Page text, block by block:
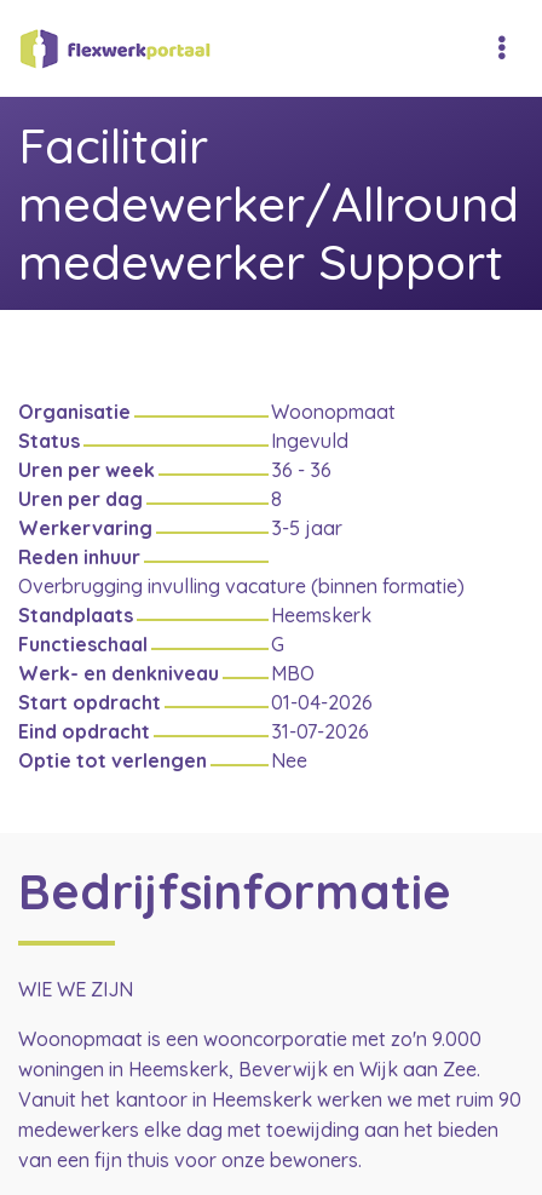
Facilitair
medewerker/Allround
medewerker Support
Organisatie
Woonopmaat
Status
Ingevuld
Uren per week
36 - 36
Uren per dag
8
Werkervaring
3-5 jaar
Reden inhuur
Overbrugging invulling vacature (binnen formatie)
Standplaats
Heemskerk
Functieschaal
G
Werk- en denkniveau
MBO
Start opdracht
01-04-2026
Eind opdracht
31-07-2026
Optie tot verlengen
Nee
Bedrijfsinformatie
WIE WE ZIJN
Woonopmaat is een wooncorporatie met zo'n 9.000
woningen in Heemskerk, Beverwijk en Wijk aan Zee.
Vanuit het kantoor in Heemskerk werken we met ruim 90
medewerkers elke dag met toewijding aan het bieden
van een fijn thuis voor onze bewoners.